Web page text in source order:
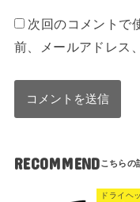
次回のコメントで
前、メールアドレス
RECOMMEND
ドライヘ